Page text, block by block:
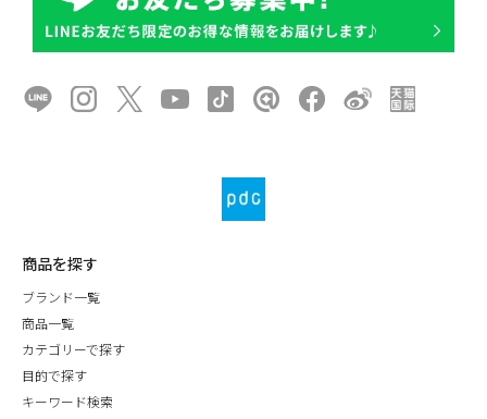
商品を探す
ブランド一覧
商品一覧
カテゴリーで探す
目的で探す
キーワード検索